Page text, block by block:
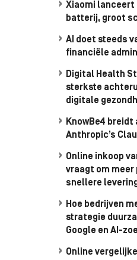
Xiaomi lanceert
batterij, groot
AI doet steeds
financiële
Digital Health
sterkste
digitale
KnowBe4
Anthropic’s
Online inkoop
vraagt om
snellere
Hoe bedrijven
strategie
Google en AI-
Online